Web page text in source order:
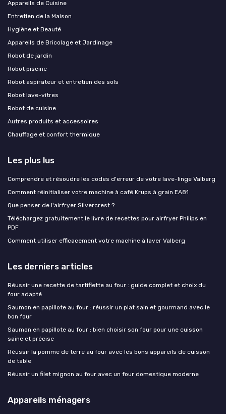
Appareils de Cuisine
Entretien de la Maison
Hygiène et Beauté
Appareils de Bricolage et Jardinage
Robot de jardin
Robot piscine
Robot aspirateur et entretien des sols
Robot lave-vitres
Robot de cuisine
Autres produits et accessoires
Chauffage et confort thermique
Les plus lus
Comprendre et résoudre les codes d'erreur de votre lave-linge Valberg
Comment réinitialiser votre machine à café Krups à grain EA81
Que penser de l'airfryer Silvercrest ?
Téléchargez gratuitement le livre de recettes pour airfryer Philips en
PDF
Comment utiliser efficacement votre machine à laver Valberg
Les derniers articles
Réussir une recette de tartiflette au four : guide complet et choix du
four adapté
Saumon en papillote au four : réussir un plat sain et gourmand avec le
bon four
Saumon en papillote au four : bien choisir son four pour une cuisson
saine et précise
Réussir la pomme de terre au four avec les bons appareils de cuisson
de table
Réussir un filet mignon au four avec un four domestique moderne
Appareils ménagers